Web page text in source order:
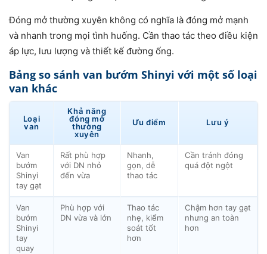
Đóng mở thường xuyên không có nghĩa là đóng mở mạnh
và nhanh trong mọi tình huống. Cần thao tác theo điều kiện
áp lực, lưu lượng và thiết kế đường ống.
Bảng so sánh van bướm Shinyi với một số loại
van khác
Loại
van
Khả năng
đóng mở
thường
xuyên
Ưu điểm Lưu ý
Van
bướm
Shinyi
tay gạt
Rất phù hợp
với DN nhỏ
đến vừa
Nhanh,
gọn, dễ
thao tác
Cần tránh đóng
quá đột ngột
Van
bướm
Shinyi
tay
quay
Phù hợp với
DN vừa và lớn
Thao tác
nhẹ, kiểm
soát tốt
hơn
Chậm hơn tay gạt
nhưng an toàn
hơn